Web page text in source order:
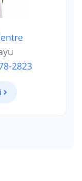
2823